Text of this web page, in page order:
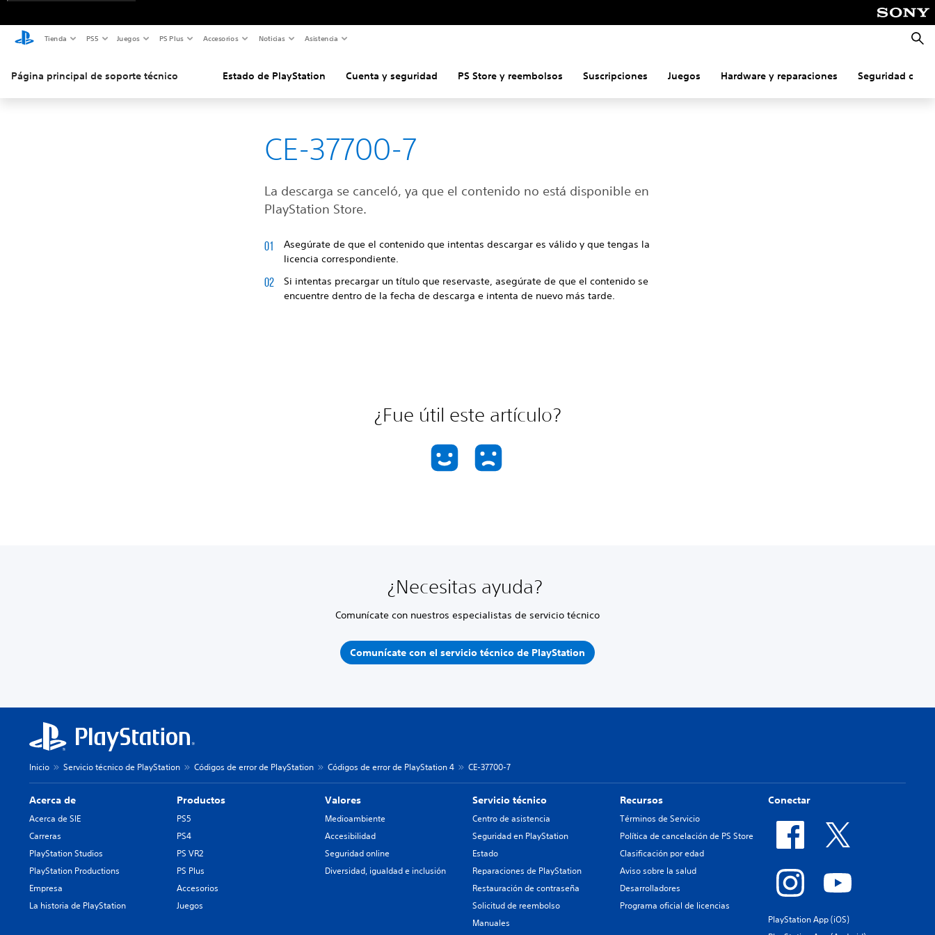
Tienda PS5 Juegos PS Plus Accesorios Noticias Asistencia
Página principal de soporte técnico Estado de PlayStation Cuenta y seguridad PS Store y reembolsos Suscripciones Juegos Hardware y reparaciones Seguridad
CE-37700-7
La descarga se canceló, ya que el contenido no está disponible en
PlayStation Store.
Asegúrate de que el contenido que intentas descargar es válido y que tengas la
licencia correspondiente.
Si intentas precargar un título que reservaste, asegúrate de que el contenido se
encuentre dentro de la fecha de descarga e intenta de nuevo más tarde.
¿Fue útil este artículo?
¿Necesitas ayuda?
Comunícate con nuestros especialistas de servicio técnico
Comunícate con el servicio técnico de PlayStation
Inicio Servicio técnico de PlayStation Códigos de error de PlayStation Códigos de error de PlayStation 4 CE-37700-7
Acerca de
Acerca de SIE
Carreras
PlayStation Studios
PlayStation Productions
Empresa
La historia de PlayStation
Productos
PS5
PS4
PS VR2
PS Plus
Accesorios
Juegos
Valores
Medioambiente
Accesibilidad
Seguridad online
Diversidad, igualdad e inclusión
Servicio técnico
Centro de asistencia
Seguridad en PlayStation
Estado
Reparaciones de PlayStation
Restauración de contraseña
Solicitud de reembolso
Manuales
Recursos
Términos de Servicio
Política de cancelación de PS Store
Clasificación por edad
Aviso sobre la salud
Desarrolladores
Programa oficial de licencias
Conectar
PlayStation App (iOS)